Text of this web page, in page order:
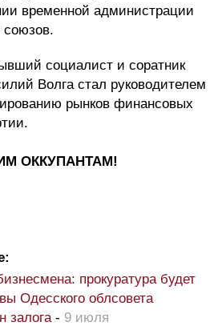
временной администрации
союзов.
социалист и соратник
Волга стал руководителем
рынков финансовых
ОККУПАНТАМ!
прокуратура будет
Одесского облсовета
залога - 9 июля